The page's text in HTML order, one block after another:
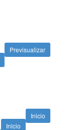
Previsualizar
Inicio
Inicio